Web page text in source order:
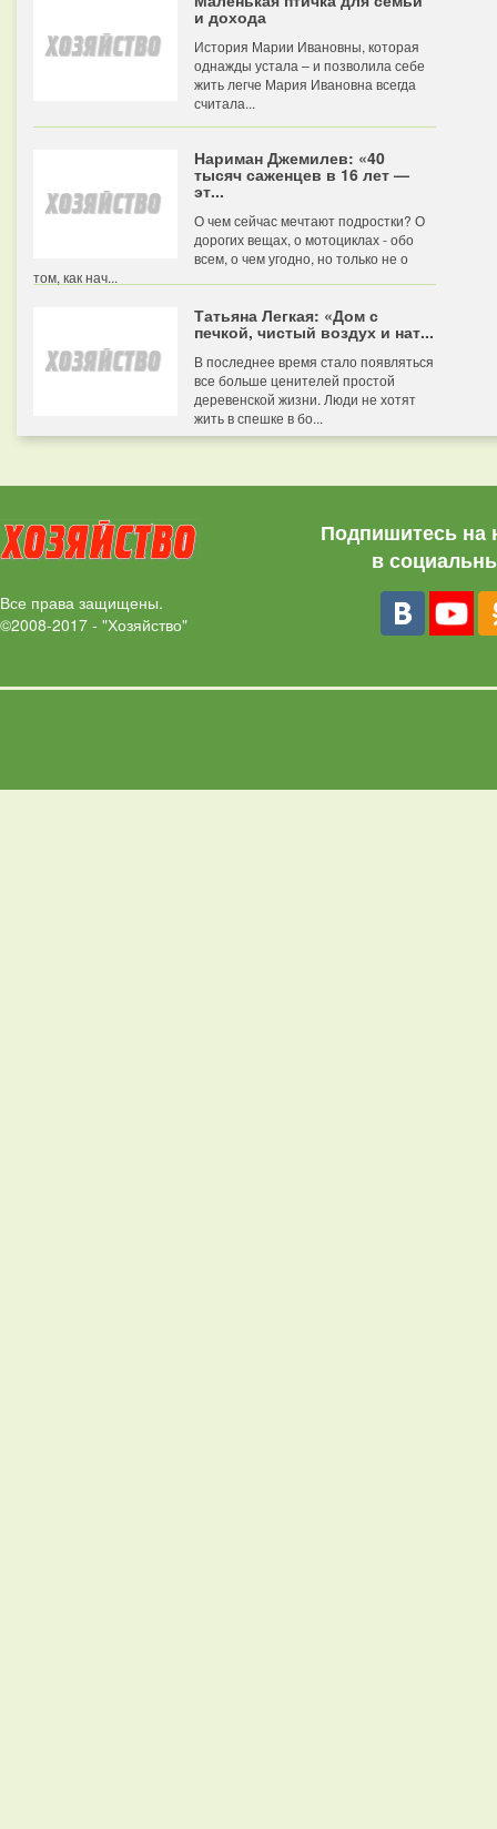
и дохода
История Марии Ивановны, которая
однажды устала – и позволила себе
жить легче Мария Ивановна всегда
считала...
Нариман Джемилев: «40
тысяч саженцев в 16 лет —
эт...
О чем сейчас мечтают подростки? О
дорогих вещах, о мотоциклах - обо
всем, о чем угодно, но только не о
том, как нач...
Татьяна Легкая: «Дом с
печкой, чистый воздух и нат...
В последнее время стало появляться
все больше ценителей простой
деревенской жизни. Люди не хотят
жить в спешке в бо...
Все права защищены.
©2008-2017 - "Хозяйство"
Подпишитесь на
в